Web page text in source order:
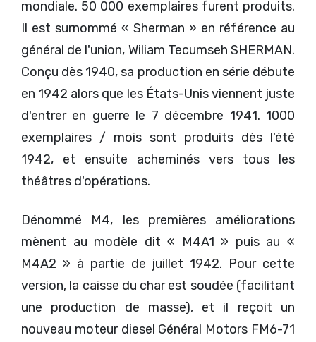
mondiale. 50 000 exemplaires furent produits.
Il est surnommé « Sherman » en référence au
général de l'union, Wiliam Tecumseh SHERMAN.
Conçu dès 1940, sa production en série débute
en 1942 alors que les États-Unis viennent juste
d'entrer en guerre le 7 décembre 1941. 1000
exemplaires / mois sont produits dès l'été
1942, et ensuite acheminés vers tous les
théâtres d'opérations.
Dénommé M4, les premières améliorations
mènent au modèle dit « M4A1 » puis au «
M4A2 » à partie de juillet 1942. Pour cette
version, la caisse du char est soudée (facilitant
une production de masse), et il reçoit un
nouveau moteur diesel Général Motors FM6-71